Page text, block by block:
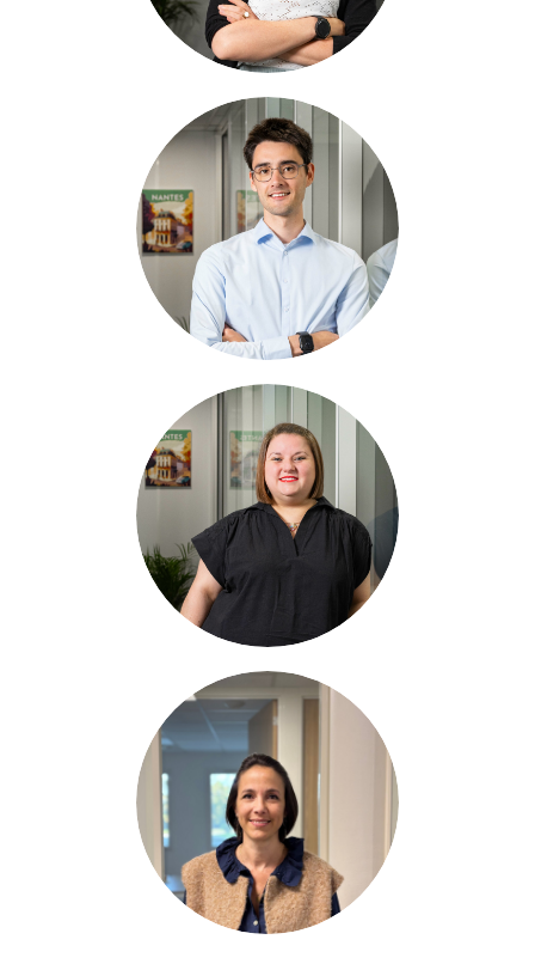
Marius
GUÉRIN
Chargé de
projets
Solène
BILLY
Chargée de
projets ESSMS &
Référente SMS
Bérengère
HERMOUET
Chargée de
projets